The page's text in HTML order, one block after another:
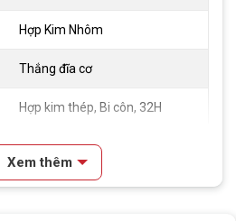
Hợp Kim Nhôm
Thắng đĩa cơ
Hợp kim thép, Bi côn, 32H
Hợp Kim Nhôm
WANDALUN 24x2.35
Xem thêm